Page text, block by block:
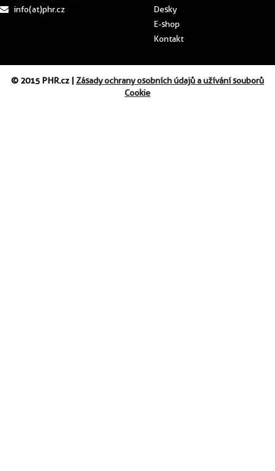
info(at)phr.cz
Desky
E-shop
Kontakt
© 2015 PHR.cz | Zásady ochrany osobních údajů a užívání souborů
Cookie